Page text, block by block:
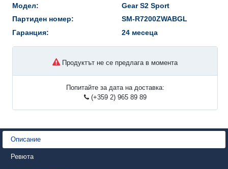
Модел:
Gear S2 Sport
Партиден номер:
SM-R7200ZWABGL
Гаранция:
24 месеца
Продуктът не се предлага в момента
Попитайте за дата на доставка:
(+359 2) 965 89 89
Описание
Ревюта